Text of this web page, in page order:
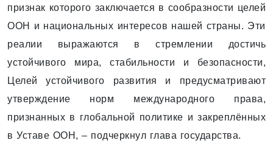
признак которого заключается в сообразности целей
ООН и национальных интересов нашей страны. Эти
реалии выражаются в стремлении достичь
устойчивого мира, стабильности и безопасности,
Целей устойчивого развития и предусматривают
утверждение норм международного права,
признанных в глобальной политике и закреплённых
в Уставе ООН, – подчеркнул глава государства.